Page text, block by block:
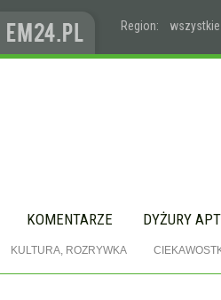
Region: wszystkie
KOMENTARZE DYŻURY
KULTURA, ROZRYWKA